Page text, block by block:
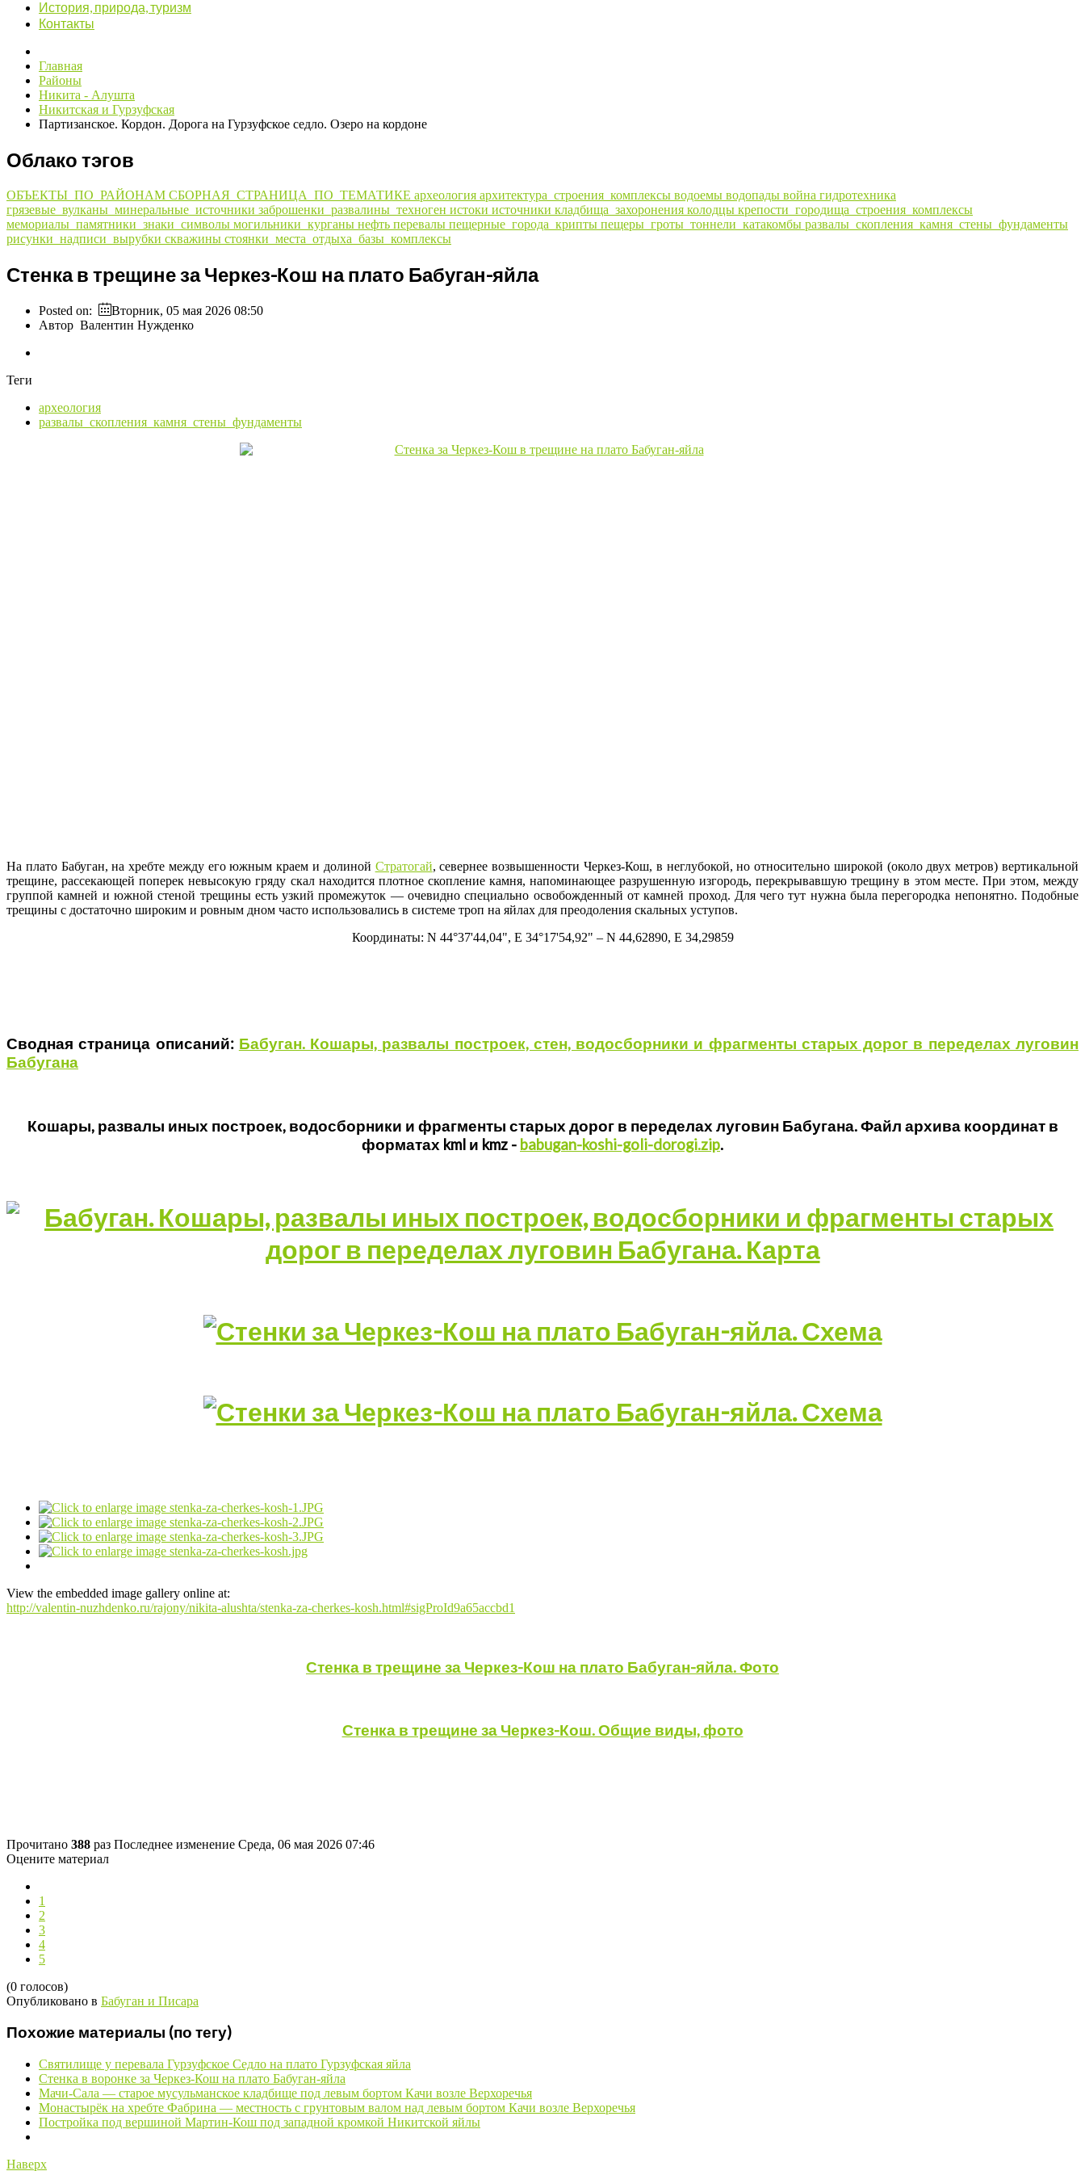
История, природа, туризм
Контакты
Главная
Районы
Никита - Алушта
Никитская и Гурзуфская
Партизанское. Кордон. Дорога на Гурзуфское седло. Озеро на кордоне
Облако тэгов
ОБЪЕКТЫ_ПО_РАЙОНАМ СБОРНАЯ_СТРАНИЦА_ПО_ТЕМАТИКЕ археология архитектура_строения_комплексы водоемы водопады война гидротехника
грязевые_вулканы_минеральные_источники заброшенки_развалины_техноген истоки источники кладбища_захоронения колодцы крепости_городища_строения_комплексы
мемориалы_памятники_знаки_символы могильники_курганы нефть перевалы пещерные_города_крипты пещеры_гроты_тоннели_катакомбы развалы_скопления_камня_стены_фундаменты
рисунки_надписи_вырубки скважины стоянки_места_отдыха_базы_комплексы
Стенка в трещине за Черкез-Кош на плато Бабуган-яйла
Posted on:
Вторник, 05 мая 2026 08:50
Автор Валентин Нужденко
Теги
археология
развалы_скопления_камня_стены_фундаменты
На плато Бабуган, на хребте между его южным краем и долиной Стратогай, севернее возвышенности Черкез-Кош, в неглубокой, но относительно широкой (около двух метров) вертикальной
трещине, рассекающей поперек невысокую гряду скал находится плотное скопление камня, напоминающее разрушенную изгородь, перекрывавшую трещину в этом месте. При этом, между
группой камней и южной стеной трещины есть узкий промежуток — очевидно специально освобожденный от камней проход. Для чего тут нужна была перегородка непонятно. Подобные
трещины с достаточно широким и ровным дном часто использовались в системе троп на яйлах для преодоления скальных уступов.
Координаты: N 44°37'44,04", E 34°17'54,92" – N 44,62890, E 34,29859
Сводная страница описаний: Бабуган. Кошары, развалы построек, стен, водосборники и фрагменты старых дорог в переделах луговин
Бабугана
Кошары, развалы иных построек, водосборники и фрагменты старых дорог в переделах луговин Бабугана. Файл архива координат в
форматах kml и kmz - babugan-koshi-goli-dorogi.zip.
View the embedded image gallery online at:
http://valentin-nuzhdenko.ru/rajony/nikita-alushta/stenka-za-cherkes-kosh.html#sigProId9a65accbd1
Стенка в трещине за Черкез-Кош на плато Бабуган-яйла. Фото
Стенка в трещине за Черкез-Кош. Общие виды, фото
Прочитано 388 раз Последнее изменение Среда, 06 мая 2026 07:46
Оцените материал
1
2
3
4
5
(0 голосов)
Опубликовано в Бабуган и Писара
Похожие материалы (по тегу)
Святилище у перевала Гурзуфское Седло на плато Гурзуфская яйла
Стенка в воронке за Черкез-Кош на плато Бабуган-яйла
Мачи-Сала — старое мусульманское кладбище под левым бортом Качи возле Верхоречья
Монастырёк на хребте Фабрина — местность с грунтовым валом над левым бортом Качи возле Верхоречья
Постройка под вершиной Мартин-Кош под западной кромкой Никитской яйлы
Наверх